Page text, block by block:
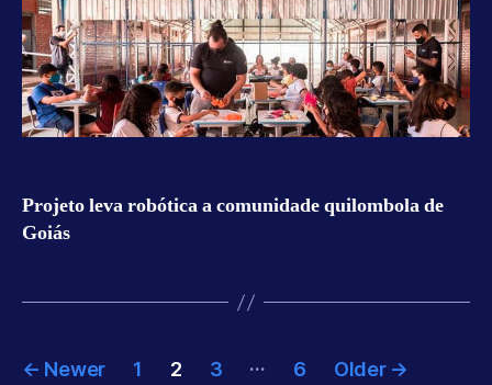
Projeto leva robótica a comunidade quilombola de
Goiás
Posts
← Newer 1 2 3 … 6 Older →